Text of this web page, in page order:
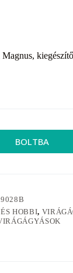
BOLTBA
HOBBI,